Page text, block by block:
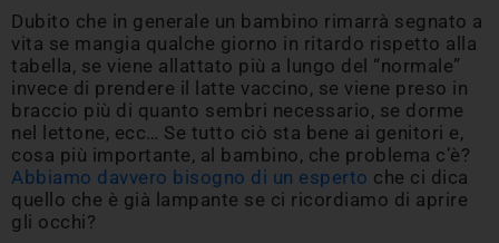
Dubito che in generale un bambino rimarrà segnato a
vita se mangia qualche giorno in ritardo rispetto alla
tabella, se viene allattato più a lungo del “normale”
invece di prendere il latte vaccino, se viene preso in
braccio più di quanto sembri necessario, se dorme
nel lettone, ecc… Se tutto ciò sta bene ai genitori e,
cosa più importante, al bambino, che problema c’è?
Abbiamo davvero bisogno di un esperto che ci dica
quello che è già lampante se ci ricordiamo di aprire
gli occhi?